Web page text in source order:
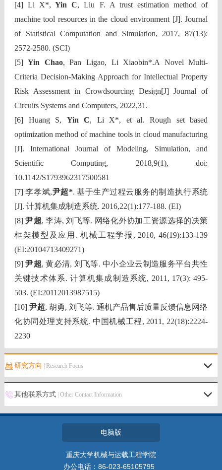
[4] Li X*, Yin C, Liu F. A trust estimation method of
machine tool resources in the cloud environment [J]. Journal
of Statistical Computation and Simulation, 2017, 87(13):
2572-2580. (SCI)
[5]Yin Chao, Pan Ligao, Li Xiaobin*.A Novel Multi-
Criteria Decision-Making Approach for Intellectual Property
Risk Assessment in Crowdsourcing Design[J] Journal of
Circuits Systems and Computers, 2022,31.
[6] Huang S, Yin C, Li X*, et al. Rough set based
optimization method of machine tools in cloud manufacturing
[J]. International Journal of Modeling, Simulation, and
Scientific Computing, 2018,9(1), doi:
10.1142/S1793962317500581
[7] 李孝斌,尹超*. 基于生产过程云服务的制造执行系统
[J]. 计算机集成制造系统. 2016,22(1):177-188. (EI)
[8]尹超, 李涛, 刘飞等. 网络化外协加工资源选择的决策
框架模型及应用. 机械工程学报, 2010, 46(19):133-139
(EI:20104713409271)
[9]尹超, 黄必清, 刘飞等. 中小企业云制造服务平台共性
关键技术体系. 计算机集成制造系统, 2011, 17(3): 495-
503. (EI:20112013987515)
[10] 尹超, 胡勇, 刘飞等. 通机产品售后质量反馈信息网络
化协同处理支持系统. 中国机械工程, 2011, 22(18):2224-
2230
研究方向 | Research Focus
其他联系方式| Other Contact Information
电脑版
重庆大学机械与运载工程学院
办公电话：86-023-65105795